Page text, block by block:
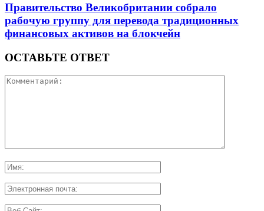
Правительство Великобритании собрало
рабочую группу для перевода традиционных
финансовых активов на блокчейн
ОСТАВЬТЕ ОТВЕТ